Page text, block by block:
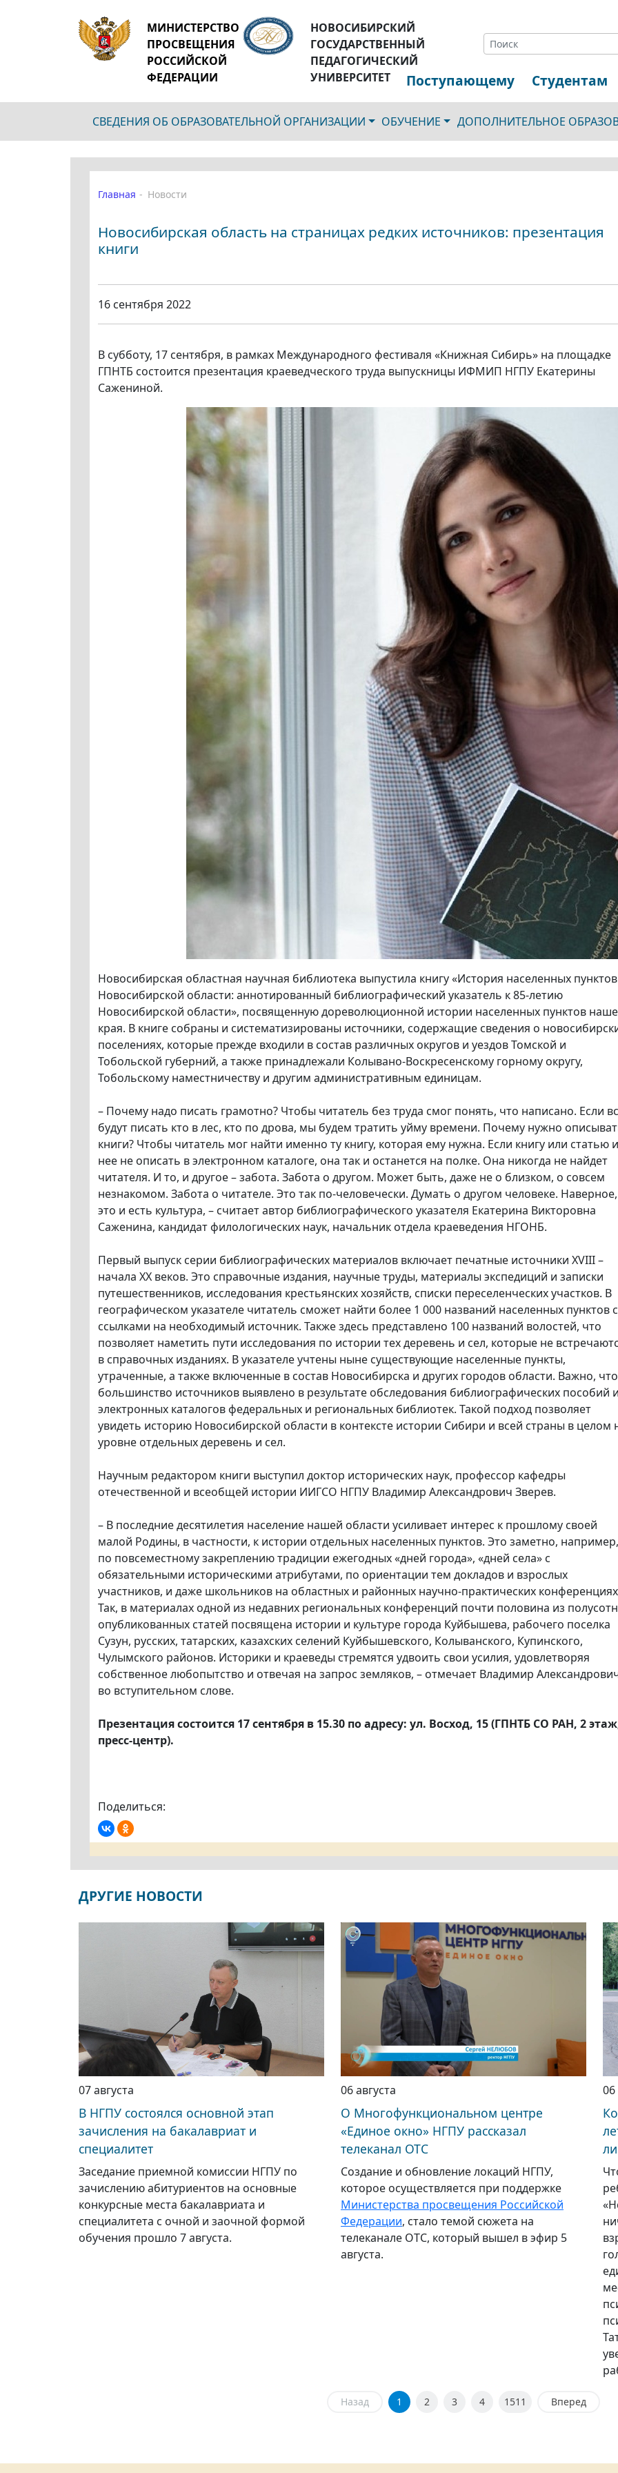
МИНИСТЕРСТВО
ПРОСВЕЩЕНИЯ
РОССИЙСКОЙ
ФЕДЕРАЦИИ
НОВОСИБИРСКИЙ
ГОСУДАРСТВЕННЫЙ
ПЕДАГОГИЧЕСКИЙ
УНИВЕРСИТЕТ
Поступающему Студентам
СВЕДЕНИЯ ОБ ОБРАЗОВАТЕЛЬНОЙ ОРГАНИЗАЦИИ ОБУЧЕНИЕ ДОПОЛНИТЕЛЬНОЕ
Главная Новости
Новосибирская область на страницах редких источников: презентация
книги
16 сентября 2022
В субботу, 17 сентября, в рамках Международного фестиваля «Книжная Сибирь» на площадке
ГПНТБ состоится презентация краеведческого труда выпускницы ИФМИП НГПУ Екатерины
Сажениной.
Новосибирская областная научная библиотека выпустила книгу «История населенных пунктов
Новосибирской области: аннотированный библиографический указатель к 85-летию
Новосибирской области», посвященную дореволюционной истории населенных пунктов
края. В книге собраны и систематизированы источники, содержащие сведения о
поселениях, которые прежде входили в состав различных округов и уездов Томской и
Тобольской губерний, а также принадлежали Колывано-Воскресенскому горному округу,
Тобольскому наместничеству и другим административным единицам.
– Почему надо писать грамотно? Чтобы читатель без труда смог понять, что написано. Если
будут писать кто в лес, кто по дрова, мы будем тратить уйму времени. Почему нужно
книги? Чтобы читатель мог найти именно ту книгу, которая ему нужна. Если книгу или статью
нее не описать в электронном каталоге, она так и останется на полке. Она никогда не найдет
читателя. И то, и другое – забота. Забота о другом. Может быть, даже не о близком, о совсем
незнакомом. Забота о читателе. Это так по-человечески. Думать о другом человеке. Наверное,
это и есть культура, – считает автор библиографического указателя Екатерина Викторовна
Саженина, кандидат филологических наук, начальник отдела краеведения НГОНБ.
Первый выпуск серии библиографических материалов включает печатные источники XVIII –
начала XX веков. Это справочные издания, научные труды, материалы экспедиций и записки
путешественников, исследования крестьянских хозяйств, списки переселенческих участков. В
географическом указателе читатель сможет найти более 1 000 названий населенных пунктов
ссылками на необходимый источник. Также здесь представлено 100 названий волостей, что
позволяет наметить пути исследования по истории тех деревень и сел, которые не
в справочных изданиях. В указателе учтены ныне существующие населенные пункты,
утраченные, а также включенные в состав Новосибирска и других городов области. Важно, что
большинство источников выявлено в результате обследования библиографических пособий и
электронных каталогов федеральных и региональных библиотек. Такой подход позволяет
увидеть историю Новосибирской области в контексте истории Сибири и всей страны в целом
уровне отдельных деревень и сел.
Научным редактором книги выступил доктор исторических наук, профессор кафедры
отечественной и всеобщей истории ИИГСО НГПУ Владимир Александрович Зверев.
– В последние десятилетия население нашей области усиливает интерес к прошлому своей
малой Родины, в частности, к истории отдельных населенных пунктов. Это заметно, например,
по повсеместному закреплению традиции ежегодных «дней города», «дней села» с
обязательными историческими атрибутами, по ориентации тем докладов и взрослых
участников, и даже школьников на областных и районных научно-практических
Так, в материалах одной из недавних региональных конференций почти половина из
опубликованных статей посвящена истории и культуре города Куйбышева, рабочего поселка
Сузун, русских, татарских, казахских селений Куйбышевского, Колыванского, Купинского,
Чулымского районов. Историки и краеведы стремятся удвоить свои усилия, удовлетворяя
собственное любопытство и отвечая на запрос земляков, – отмечает Владимир
во вступительном слове.
Презентация состоится 17 сентября в 15.30 по адресу: ул. Восход, 15 (ГПНТБ СО РАН, 2
пресс-центр).
Поделиться:
ДРУГИЕ НОВОСТИ
07 августа
В НГПУ состоялся основной этап
зачисления на бакалавриат и
специалитет
Заседание приемной комиссии НГПУ по
зачислению абитуриентов на основные
конкурсные места бакалавриата и
специалитета с очной и заочной формой
обучения прошло 7 августа.
06 августа
О Многофункциональном центре
«Единое окно» НГПУ рассказал
телеканал ОТС
Создание и обновление локаций НГПУ,
которое осуществляется при поддержке
Министерства просвещения Российской
Федерации, стало темой сюжета на
телеканале ОТС, который вышел в эфир 5
августа.
06
Назад 1 2 3 4 1511 Вперед